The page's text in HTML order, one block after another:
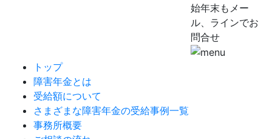
始年末もメー
ル、ラインでお
問合せ
トップ
障害年金とは
受給額について
さまざまな障害年金の受給事例一覧
事務所概要